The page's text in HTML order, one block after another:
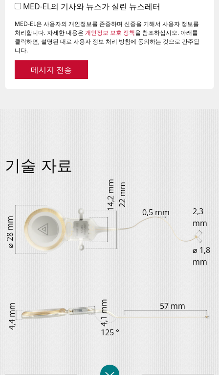
MED-EL의 기사와 뉴스가 실린 뉴스레터
MED-EL은 사용자의 개인정보를 존중하며 신중을 기해서 사용자 정보를
처리합니다. 자세한 내용은 개인정보 보호 정책을 참조하십시오. 아래를
클릭하면, 설명된 대로 사용자 정보 처리 방침에 동의하는 것으로 간주됩
니다.
메시지 전송
기술 자료
⌀ 28 mm
14,2 mm22 mm
0,5 mm
⌀ 1,8
mm
2,3
mm
4,4 mm 4,1 mm
125 °
57 mm